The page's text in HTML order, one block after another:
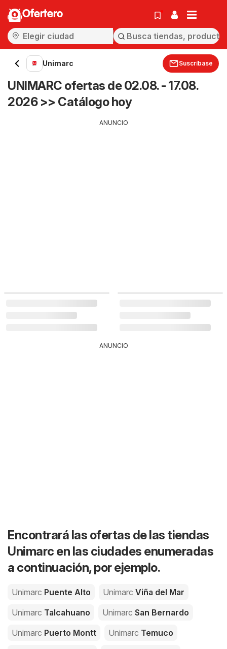
Ofertero
Unimarc Suscríbase
UNIMARC ofertas de 02.08. - 17.08.
2026 >> Catálogo hoy
ANUNCIO
ANUNCIO
Encontrará las ofertas de las tiendas
Unimarc en las ciudades enumeradas
a continuación, por ejemplo.
Unimarc Puente Alto Unimarc Viña del Mar
Unimarc Talcahuano Unimarc San Bernardo
Unimarc Puerto Montt Unimarc Temuco